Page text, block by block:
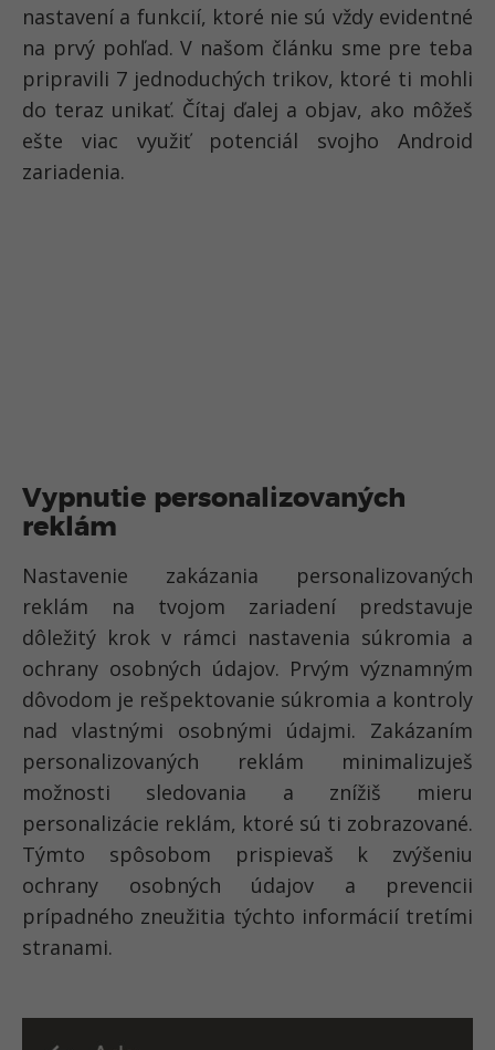
nastavení a funkcií, ktoré nie sú vždy evidentné
na prvý pohľad. V našom článku sme pre teba
pripravili 7 jednoduchých trikov, ktoré ti mohli
do teraz unikať. Čítaj ďalej a objav, ako môžeš
ešte viac využiť potenciál svojho Android
zariadenia.
Vypnutie personalizovaných
reklám
Nastavenie zakázania personalizovaných
reklám na tvojom zariadení predstavuje
dôležitý krok v rámci nastavenia súkromia a
ochrany osobných údajov. Prvým významným
dôvodom je rešpektovanie súkromia a kontroly
nad vlastnými osobnými údajmi. Zakázaním
personalizovaných reklám minimalizuješ
možnosti sledovania a znížiš mieru
personalizácie reklám, ktoré sú ti zobrazované.
Týmto spôsobom prispievaš k zvýšeniu
ochrany osobných údajov a prevencii
prípadného zneužitia týchto informácií tretími
stranami.